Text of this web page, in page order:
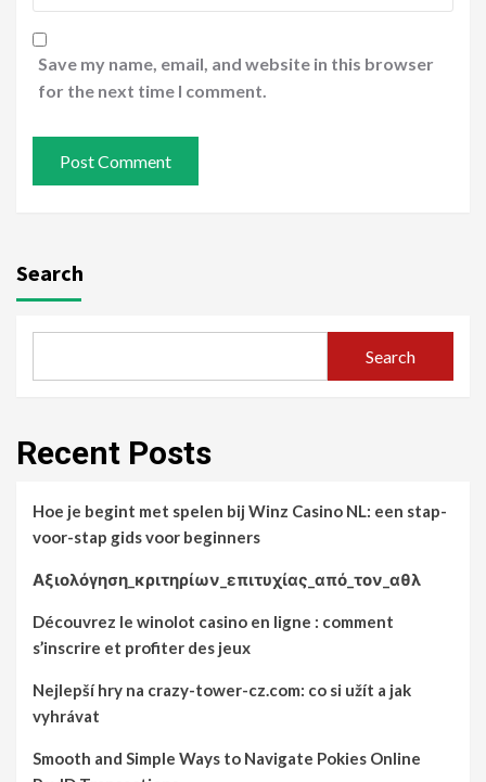
Save my name, email, and website in this browser
for the next time I comment.
Search
Search
Recent Posts
Hoe je begint met spelen bij Winz Casino NL: een stap-
voor-stap gids voor beginners
Αξιολόγηση_κριτηρίων_επιτυχίας_από_τον_αθλ
Découvrez le winolot casino en ligne : comment
s’inscrire et profiter des jeux
Nejlepší hry na crazy-tower-cz.com: co si užít a jak
vyhrávat
Smooth and Simple Ways to Navigate Pokies Online